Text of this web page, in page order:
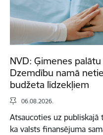
NVD: Ģimenes
Dzemdību namā
budžeta līdzekļiem
06.08.2026.
Atsaucoties uz
ka valsts finansējuma